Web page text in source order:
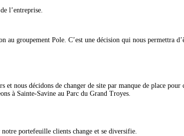
l’entreprise.
au groupement Pole. C’est une décision qui nous permettra
et nous décidons de changer de site par manque de place
à Sainte-Savine au Parc du Grand Troyes.
portefeuille clients change et se diversifie.